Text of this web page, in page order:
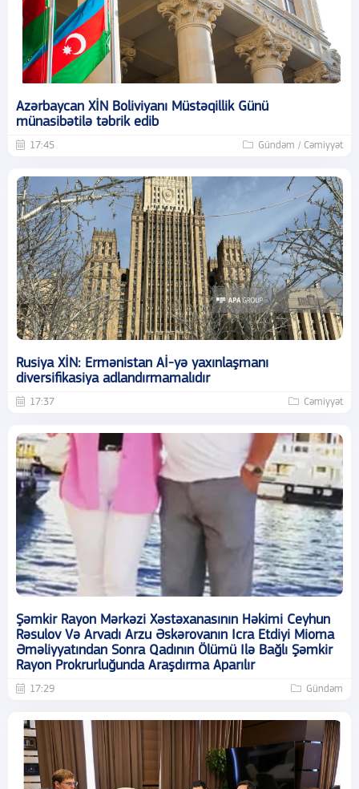
Azərbaycan XİN Boliviyanı Müstəqillik Günü
münasibətilə təbrik edib
17:45 Gündəm / Cəmiyyət
Rusiya XİN: Ermənistan Aİ-yə yaxınlaşmanı
diversifikasiya adlandırmamalıdır
17:37 Cəmiyyət
Şəmkir Rayon Mərkəzi Xəstəxanasının Həkimi Ceyhun
Rəsulov Və Arvadı Arzu Əskərovanın Icra Etdiyi Mioma
Əməliyyatından Sonra Qadının Ölümü Ilə Bağlı Şəmkir
Rayon Prokrurluğunda Araşdırma Aparılır
17:29 Gündəm